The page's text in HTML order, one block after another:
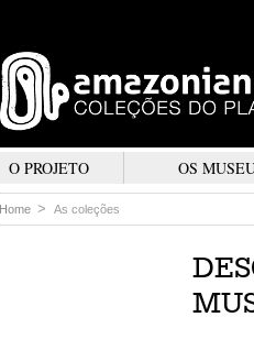
O PROJETO OS
Home As coleções